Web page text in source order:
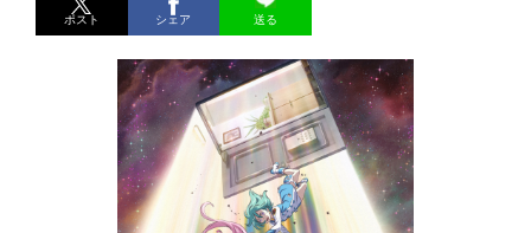
ポスト シェア 送る